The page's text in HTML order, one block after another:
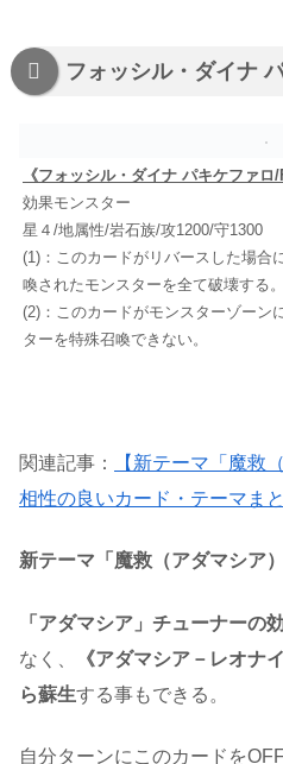
フォッシル・ダイナ
《フォッシル・ダイナ パキケファ
効果モンスター
星４/地属性/岩石族/攻1200/守1300
(1)：このカードがリバースした場合
喚されたモンスターを全て破壊する。
(2)：このカードがモンスターゾーン
ターを特殊召喚できない。
関連記事：
【新テーマ「魔救
相性の良いカード・テーマま
新テーマ「魔救（アダマシア
「アダマシア」チューナーの
なく、
《アダマシア－レオナ
ら蘇生する事もできる。
自分ターンにこのカードを